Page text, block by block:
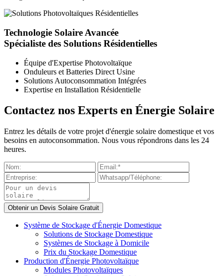
Technologie Solaire Avancée
Spécialiste des Solutions Résidentielles
Équipe d'Expertise Photovoltaïque
Onduleurs et Batteries Direct Usine
Solutions Autoconsommation Intégrées
Expertise en Installation Résidentielle
Contactez nos Experts en Énergie Solaire
Entrez les détails de votre projet d'énergie solaire domestique et vos
besoins en autoconsommation. Nous vous répondrons dans les 24
heures.
Système de Stockage d'Énergie Domestique
Solutions de Stockage Domestique
Systèmes de Stockage à Domicile
Prix du Stockage Domestique
Production d'Énergie Photovoltaïque
Modules Photovoltaïques